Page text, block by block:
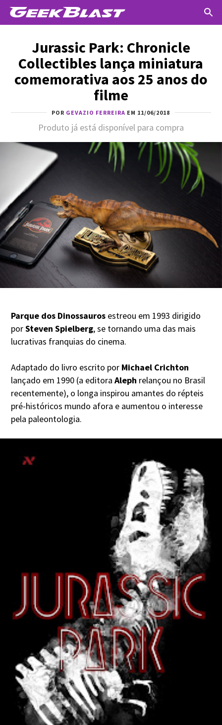
Jurassic Park: Chronicle
Collectibles lança miniatura
comemorativa aos 25 anos do
filme
POR GEVAZIO FERREIRA EM 11/06/2018
Produto já está disponível para compra
Parque dos Dinossauros estreou em 1993 dirigido
porSteven Spielberg, se tornando uma das mais
lucrativas franquias do cinema.
Adaptado do livro escrito por Michael Crichton
lançado em 1990 (a editoraAleph relançou no Brasil
recentemente), o longa inspirou amantes do répteis
pré-históricos mundo afora e aumentou o interesse
pela paleontologia.